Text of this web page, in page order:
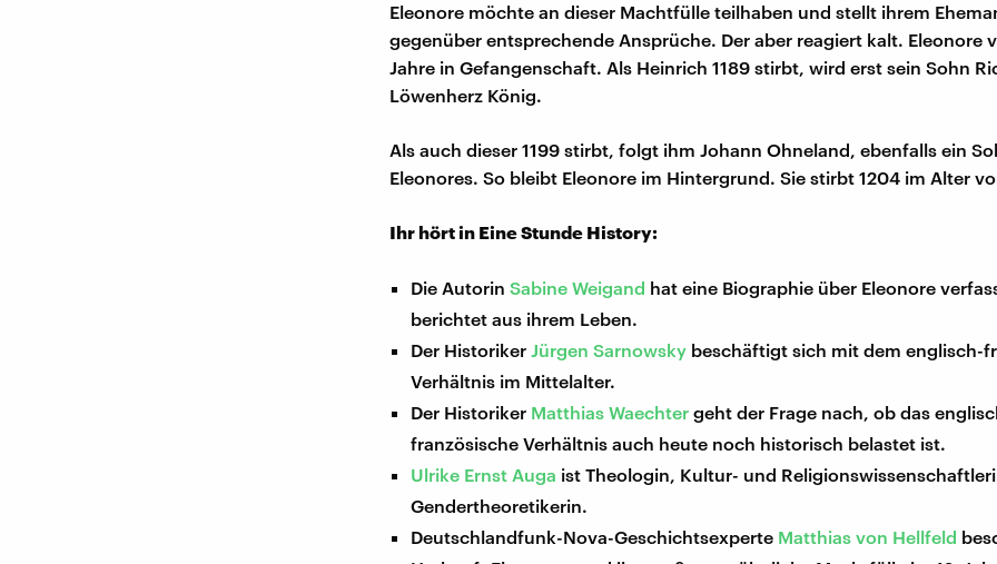
Eleonore möchte an dieser Machtfülle teilhaben und stellt ihrem
gegenüber entsprechende Ansprüche. Der aber reagiert kalt. Eleonore
Jahre in Gefangenschaft. Als Heinrich 1189 stirbt, wird erst sein Sohn
Löwenherz König.
Als auch dieser 1199 stirbt, folgt ihm Johann Ohneland, ebenfalls ein
Eleonores. So bleibt Eleonore im Hintergrund. Sie stirbt 1204 im Alter
Ihr hört in Eine Stunde History:
Die AutorinSabine Weigand hat eine Biographie über Eleonore
berichtet aus ihrem Leben.
Der HistorikerJürgen Sarnowsky beschäftigt sich mit dem englisch-
Verhältnis im Mittelalter.
Der Historiker Matthias Waechter geht der Frage nach, ob das
französische Verhältnis auch heute noch historisch belastet ist.
Ulrike Ernst Auga ist Theologin, Kultur- und
Gendertheoretikerin.
Deutschlandfunk-Nova-Geschichtsexperte Matthias von Hellfeld